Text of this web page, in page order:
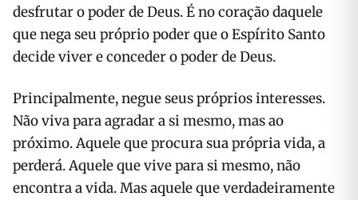
desfrutar o poder de Deus. É no coração daquele
que nega seu próprio poder que o Espírito Santo
decide viver e conceder o poder de Deus.
Principalmente, negue seus próprios interesses.
Não viva para agradar a si mesmo, mas ao
próximo. Aquele que procura sua própria vida, a
perderá. Aquele que vive para si mesmo, não
encontra a vida. Mas aquele que verdadeiramente